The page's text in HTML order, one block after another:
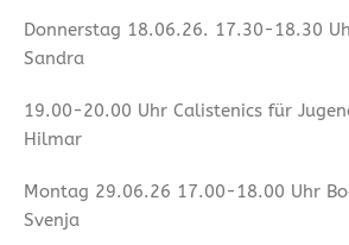
Donnerstag 18.06.26. 17.30-18.30
Sandra
19.00-20.00 Uhr Calistenics für
Hilmar
Montag 29.06.26 17.00-18.00 Uhr
Svenja